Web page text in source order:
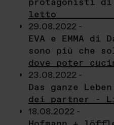
letto
29.08.2022 -
EVA e EMMA di
sono più che
dove poter
23.08.2022 -
Das ganze
dei partner -
18.08.2022 -